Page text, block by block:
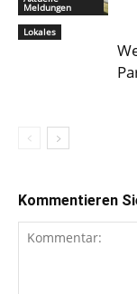
Meldungen
Lokales
Kommentieren